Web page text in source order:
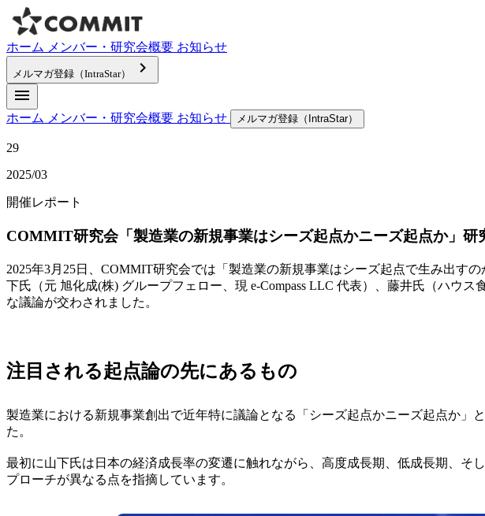
ホーム メンバー・研究会概要 お知らせ
メルマガ登録（IntraStar）
keyboard_arrow_right
menu
ホーム メンバー・研究会概要 お知らせ メルマガ登録（IntraStar）
29
2025/03
開催レポート
COMMIT研究会「製造業の新規事業はシーズ起点かニーズ起点か」研
2025年3月25日、COMMIT研究会では「製造業の新規事業はシーズ起点で生み出す
下氏（元 旭化成(株) グループフェロー、現 e-Compass LLC 代表）、藤井氏（ハウ
な議論が交わされました。
注目される起点論の先にあるもの
製造業における新規事業創出で近年特に議論となる「シーズ起点かニーズ起点か
た。
最初に山下氏は日本の経済成長率の変遷に触れながら、高度成長期、低成長期、
プローチが異なる点を指摘しています。